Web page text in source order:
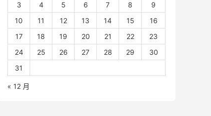
3
4 5 6 7 8
9
10
11 12 13 14 15
16
17
18 19 20 21 22
23
24
25 26 27 28 29
30
31
« 12 月